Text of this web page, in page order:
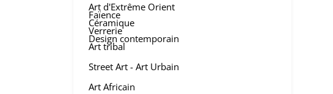
Art d'Extrême Orient
Faïence
Céramique
Verrerie
Design contemporain
Art tribal
Street Art - Art Urbain
Art Africain